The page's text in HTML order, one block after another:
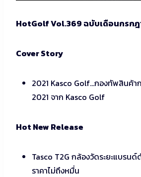
HotGolf Vol.369 ฉบับเดือนกรกฎ
Cover Story
2021 Kasco Golf…กองทัพสินค้า
2021 จาก Kasco Golf
Hot New Release
Tasco T2G กล้องวัดระยะแบรนด์
ราคาไม่ถึงหมื่น